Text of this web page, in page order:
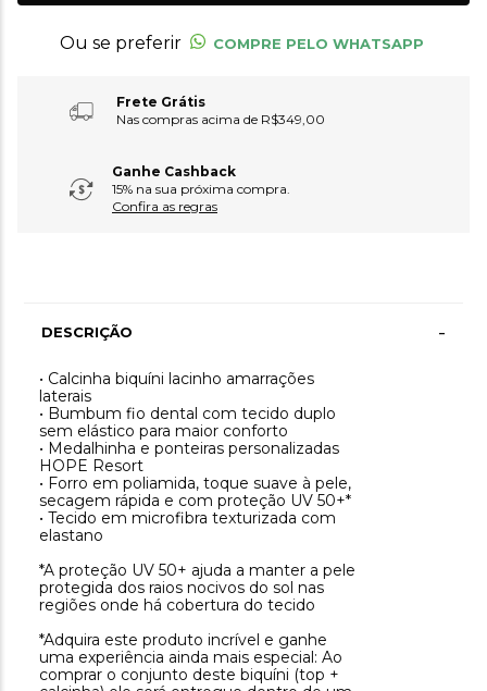
Ou se preferir COMPRE PELO WHATSAPP
Frete Grátis
Nas compras acima de R$349,00
Ganhe Cashback
15% na sua próxima compra.
Confira as regras
DESCRIÇÃO -
• Calcinha biquíni lacinho amarrações
laterais
• Bumbum fio dental com tecido duplo
sem elástico para maior conforto
• Medalhinha e ponteiras personalizadas
HOPE Resort
• Forro em poliamida, toque suave à pele,
secagem rápida e com proteção UV 50+*
• Tecido em microfibra texturizada com
elastano
*A proteção UV 50+ ajuda a manter a pele
protegida dos raios nocivos do sol nas
regiões onde há cobertura do tecido
*Adquira este produto incrível e ganhe
uma experiência ainda mais especial: Ao
comprar o conjunto deste biquíni (top +